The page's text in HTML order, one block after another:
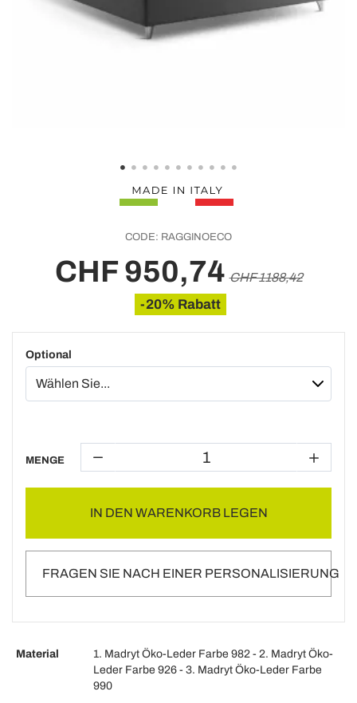
CODE: RAGGINOECO
CHF 950,74 CHF 1188,42
-20% Rabatt
Optional
MENGE
IN DEN WARENKORB LEGEN
FRAGEN SIE NACH EINER PERSONALISIERUNG
Material
1. Madryt Öko-Leder Farbe 982 - 2. Madryt Öko-
Leder Farbe 926 - 3. Madryt Öko-Leder Farbe
990